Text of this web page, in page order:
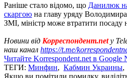
Раніше стало відомо, що Данилюк
скаргою на главу уряду
ЗМІ, міністр може втратити посаду
Новини від Корреспондент.netу
наш канал https://t.me/
Читайте Korrespondent.net в Google
ТЕГИ: Минфин, Кабмин Украины,
Якщо ви помітили помилку,